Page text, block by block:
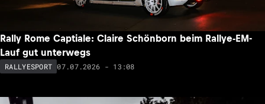
Rally Rome Captiale: Claire Schönborn beim Rallye-EM-
Lauf gut unterwegs
RALLYESPORT 07.07.2026 - 13:08